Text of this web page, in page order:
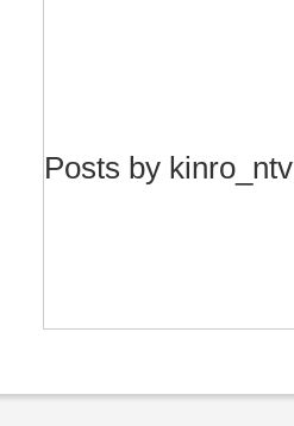
Posts by kinro_ntv